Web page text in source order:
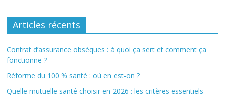
Articles récents
Contrat d’assurance obsèques : à quoi ça sert et comment ça
fonctionne ?
Réforme du 100 % santé : où en est-on ?
Quelle mutuelle santé choisir en 2026 : les critères essentiels